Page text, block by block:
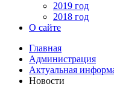
2019 год
2018 год
О сайте
Главная
Администрация
Актуальная
Новости